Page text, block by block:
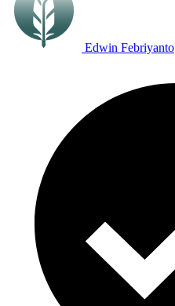
Edwin Febriyanto